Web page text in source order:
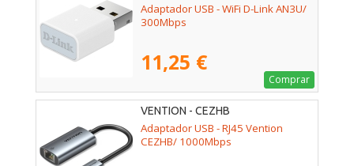
Adaptador USB - WiFi D-Link AN3U/
300Mbps
11,25 €
Comprar
VENTION - CEZHB
Adaptador USB - RJ45 Vention
CEZHB/ 1000Mbps